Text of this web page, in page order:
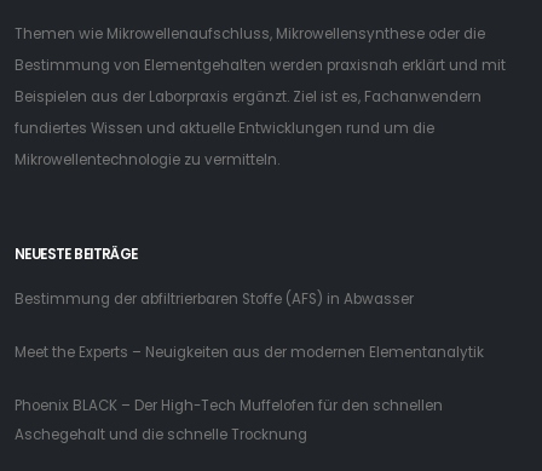
Themen wie Mikrowellenaufschluss, Mikrowellensynthese oder die
Bestimmung von Elementgehalten werden praxisnah erklärt und mit
Beispielen aus der Laborpraxis ergänzt. Ziel ist es, Fachanwendern
fundiertes Wissen und aktuelle Entwicklungen rund um die
Mikrowellentechnologie zu vermitteln.
NEUESTE BEITRÄGE
Bestimmung der abfiltrierbaren Stoffe (AFS) in Abwasser
Meet the Experts – Neuigkeiten aus der modernen Elementanalytik
Phoenix BLACK – Der High-Tech Muffelofen für den schnellen
Aschegehalt und die schnelle Trocknung